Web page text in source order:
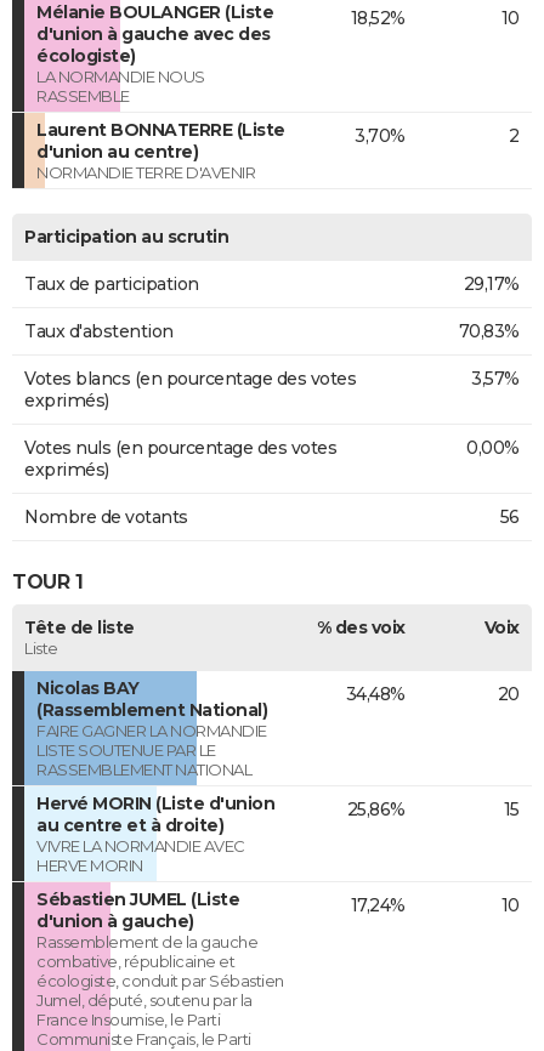
Mélanie BOULANGER (Liste
d'union à gauche avec des
écologiste)
LA NORMANDIE NOUS
RASSEMBLE
18,52% 10
Laurent BONNATERRE (Liste
d'union au centre)
NORMANDIE TERRE D'AVENIR
3,70% 2
Participation au scrutin
Taux de participation 29,17%
Taux d'abstention 70,83%
Votes blancs (en pourcentage des votes
exprimés)
3,57%
Votes nuls (en pourcentage des votes
exprimés)
0,00%
Nombre de votants 56
TOUR 1
Tête de liste
Liste
% des voix Voix
Nicolas BAY
(Rassemblement National)
FAIRE GAGNER LA NORMANDIE
LISTE SOUTENUE PAR LE
RASSEMBLEMENT NATIONAL
34,48% 20
Hervé MORIN (Liste d'union
au centre et à droite)
VIVRE LA NORMANDIE AVEC
HERVE MORIN
25,86% 15
Sébastien JUMEL (Liste
d'union à gauche)
Rassemblement de la gauche
combative, républicaine et
écologiste, conduit par Sébastien
Jumel, député, soutenu par la
France Insoumise, le Parti
Communiste Français, le Parti
17,24% 10